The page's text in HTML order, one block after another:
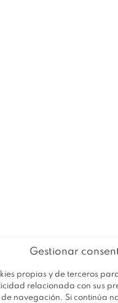
Gestionar
propias y de terceros
relacionada con sus
de navegación. Si continúa
con nosotros
Plastimodul